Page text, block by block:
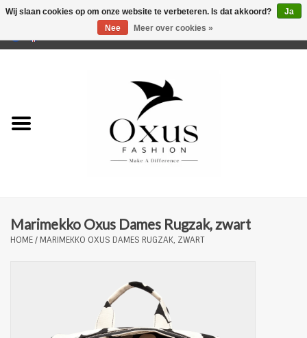
Merken
Marimekko Oxus Dames Rugzak, zwart
HOME/ MARIMEKKO OXUS DAMES RUGZAK, ZWART
Wij slaan cookies op om onze website te verbeteren. Is dat akkoord?
Ja
Nee
Meer over cookies »